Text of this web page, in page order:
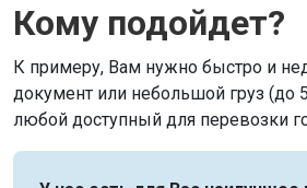
Кому подойдет?
К примеру, Вам нужно быстро и
документ или небольшой груз (до
любой доступный для перевозки